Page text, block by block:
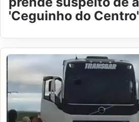
'Ceguinho do Centro'